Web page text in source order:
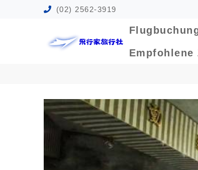
(02) 2562-3919
Empfohlene